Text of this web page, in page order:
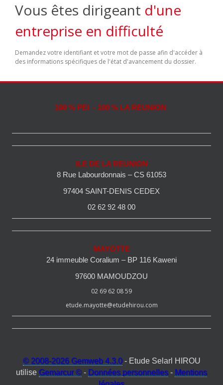
Vous êtes dirigeant d'une
entreprise en difficulté
Demandez votre identifiant et votre mot de passe afin d'accéder à
des informations spécifiques de l'état d'avancement du dossier.
100 % PEI - 100 % LA REUNION
ILE DE LA REUNION
8 Rue Labourdonnais – CS 61053
97404 SAINT-DENIS CEDEX
02 62 92 48 00
MAYOTTE
24 immeuble Coralium – BP 116 Kaweni
97600 MAMOUDZOU
02 69 62 08 59
etude.mayotte@etudehirou.com
© 2008-2026 Gemweb 4.3.0- Etude Selarl HIROU
utilise Gemarcur © - Données personnelles - Mentions